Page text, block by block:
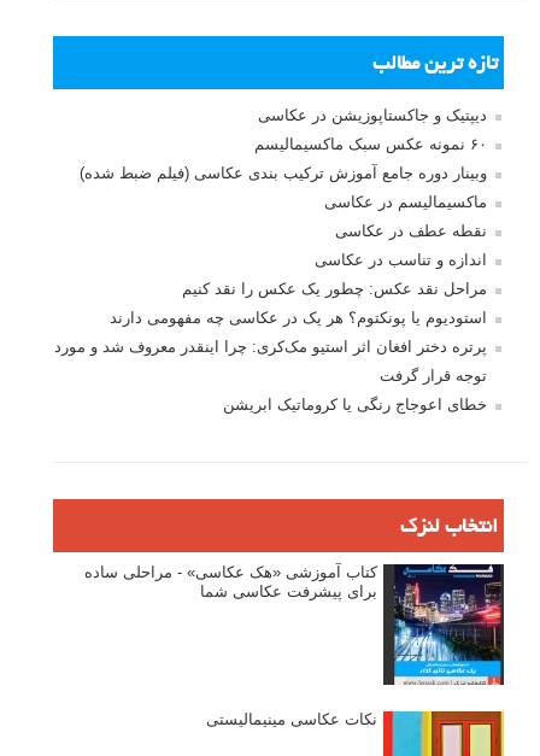
تازه ترین مطالب
دیپتیک و جاکستا‌پوزیشن در عکاسی
۶۰ نمونه عکس سبک ماکسیمالیسم
وبینار دوره جامع آموزش ترکیب بندی عکاسی (فیلم ضبط شده)
ماکسیمالیسم در عکاسی
نقطه عطف در عکاسی
اندازه و تناسب در عکاسی
مراحل نقد عکس: چطور یک عکس را نقد کنیم
استودیوم یا پونکتوم؟ هر یک در عکاسی چه مفهومی دارند
پرتره دختر افغان اثر استیو مک‌کری: چرا اینقدر معروف شد و مورد
توجه قرار گرفت
خطای اعوجاج رنگی یا کروماتیک ابریشن
انتخاب لنزک
کتاب آموزشی «هک عکاسی» - مراحلی ساده
برای پیشرفت عکاسی شما
نکات عکاسی مینیمالیستی